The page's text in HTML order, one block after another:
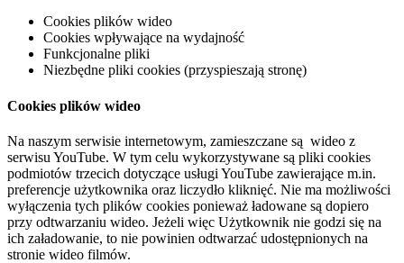
Cookies plików wideo
Cookies wpływające na wydajność
Funkcjonalne pliki
Niezbędne pliki cookies (przyspieszają stronę)
Cookies plików wideo
Na naszym serwisie internetowym, zamieszczane są wideo z
serwisu YouTube. W tym celu wykorzystywane są pliki cookies
podmiotów trzecich dotyczące usługi YouTube zawierające m.in.
preferencje użytkownika oraz liczydło kliknięć. Nie ma możliwości
wyłączenia tych plików cookies ponieważ ładowane są dopiero
przy odtwarzaniu wideo. Jeżeli więc Użytkownik nie godzi się na
ich załadowanie, to nie powinien odtwarzać udostępnionych na
stronie wideo filmów.